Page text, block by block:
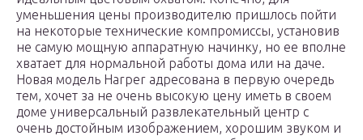
уменьшения цены производителю пришлось пойти
на некоторые технические компромиссы, установив
не самую мощную аппаратную начинку, но ее вполне
хватает для нормальной работы дома или на даче.
Новая модель Harper адресована в первую очередь
тем, хочет за не очень высокую цену иметь в своем
доме универсальный развлекательный центр с
очень достойным изображением, хорошим звуком и